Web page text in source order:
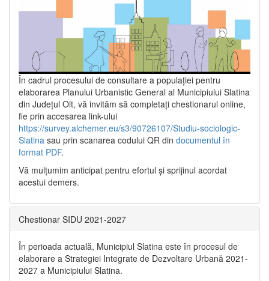
În cadrul procesului de consultare a populaţiei pentru
elaborarea Planului Urbanistic General al Municipiului Slatina
din Județul Olt, vă invităm să completați chestionarul online,
fie prin accesarea link-ului
https://survey.alchemer.eu/s3/90726107/Studiu-sociologic-
Slatina sau prin scanarea codului QR din documentul în
format PDF.
Vă mulţumim anticipat pentru efortul şi sprijinul acordat
acestui demers.
Chestionar SIDU 2021-2027
În perioada actuală, Municipiul Slatina este în procesul de
elaborare a Strategiei Integrate de Dezvoltare Urbană 2021‐
2027 a Municipiului Slatina.